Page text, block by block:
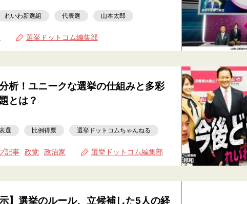
れいわ新選組 代表選 山本太郎
選挙ドットコム編集部
析！ユニークな選挙の仕組みと多彩
とは？
選 比例得票 選挙ドットコムちゃんねる
記事 政党 政治家 選挙ドットコム編集部
】選挙のルール、立候補した5人の経